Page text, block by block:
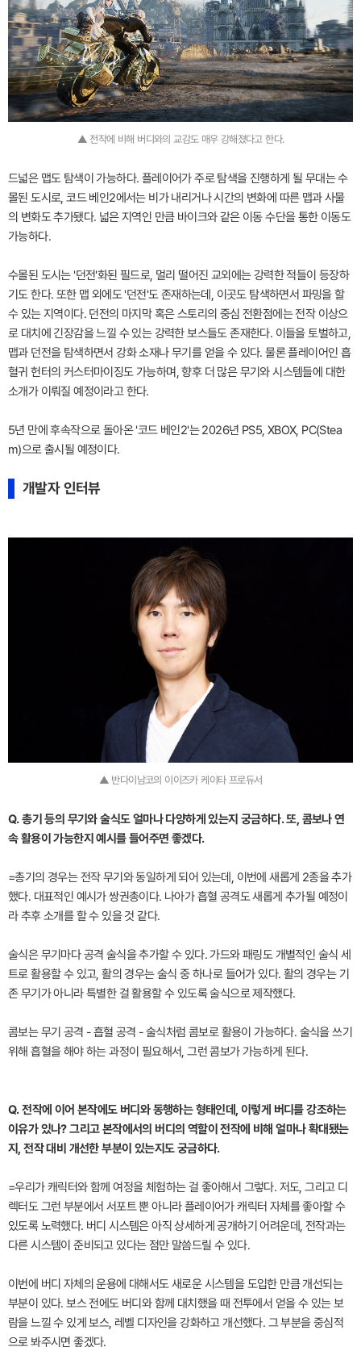
▲ 전작에 비해 버디와의 교감도 매우 강해졌다고 한다.
드넓은 맵도 탐색이 가능하다. 플레이어가 주로 탐색을 진행하게 될 무대는 수
몰된 도시로, 코드 베인2에서는 비가 내리거나 시간의 변화에 따른 맵과 사물
의 변화도 추가됐다. 넓은 지역인 만큼 바이크와 같은 이동 수단을 통한 이동도
가능하다.
수몰된 도시는 '던전'화된 필드로, 멀리 떨어진 교외에는 강력한 적들이 등장하
기도 한다. 또한 맵 외에도 '던전'도 존재하는데, 이곳도 탐색하면서 파밍을 할
수 있는 지역이다. 던전의 마지막 혹은 스토리의 중심 전환점에는 전작 이상으
로 대치에 긴장감을 느낄 수 있는 강력한 보스들도 존재한다. 이들을 토벌하고,
맵과 던전을 탐색하면서 강화 소재나 무기를 얻을 수 있다. 물론 플레이어인 흡
혈귀 헌터의 커스터마이징도 가능하며, 향후 더 많은 무기와 시스템들에 대한
소개가 이뤄질 예정이라고 한다.
5년 만에 후속작으로 돌아온 '코드 베인2'는 2026년 PS5, XBOX, PC(Stea
m)으로 출시될 예정이다.
개발자 인터뷰
▲ 반다이남코의 이이즈카 케이타 프로듀서
Q. 총기 등의 무기와 술식도 얼마나 다양하게 있는지 궁금하다. 또, 콤보나 연
속 활용이 가능한지 예시를 들어주면 좋겠다.
=총기의 경우는 전작 무기와 동일하게 되어 있는데, 이번에 새롭게 2종을 추가
했다. 대표적인 예시가 쌍권총이다. 나아가 흡혈 공격도 새롭게 추가될 예정이
라 추후 소개를 할 수 있을 것 같다.
술식은 무기마다 공격 술식을 추가할 수 있다. 가드와 패링도 개별적인 술식 세
트로 활용할 수 있고, 활의 경우는 술식 중 하나로 들어가 있다. 활의 경우는 기
존 무기가 아니라 특별한 걸 활용할 수 있도록 술식으로 제작했다.
콤보는 무기 공격 - 흡혈 공격 - 술식처럼 콤보로 활용이 가능하다. 술식을 쓰기
위해 흡혈을 해야 하는 과정이 필요해서, 그런 콤보가 가능하게 된다.
Q. 전작에 이어 본작에도 버디와 동행하는 형태인데, 이렇게 버디를 강조하는
이유가 있나? 그리고 본작에서의 버디의 역할이 전작에 비해 얼마나 확대됐는
지, 전작 대비 개선한 부분이 있는지도 궁금하다.
=우리가 캐릭터와 함께 여정을 체험하는 걸 좋아해서 그렇다. 저도, 그리고 디
렉터도 그런 부분에서 서포트 뿐 아니라 플레이어가 캐릭터 자체를 좋아할 수
있도록 노력했다. 버디 시스템은 아직 상세하게 공개하기 어려운데, 전작과는
다른 시스템이 준비되고 있다는 점만 말씀드릴 수 있다.
이번에 버디 자체의 운용에 대해서도 새로운 시스템을 도입한 만큼 개선되는
부분이 있다. 보스 전에도 버디와 함께 대치했을 때 전투에서 얻을 수 있는 보
람을 느낄 수 있게 보스, 레벨 디자인을 강화하고 개선했다. 그 부분을 중심적
으로 봐주시면 좋겠다.